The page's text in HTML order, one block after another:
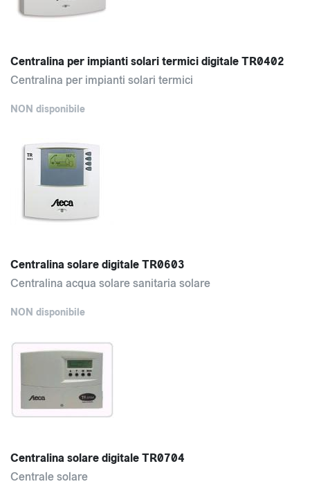
Centralina per impianti solari termici digitale TR0402
Centralina per impianti solari termici
NON disponibile
Centralina solare digitale TR0603
Centralina acqua solare sanitaria solare
NON disponibile
Centralina solare digitale TR0704
Centrale solare